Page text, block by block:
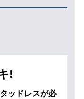
!
ッドレスが必